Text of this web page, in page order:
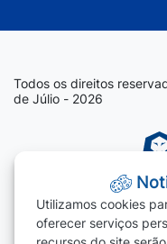
Todos os direitos
de Júlio - 2026
Utilizamos cookies
oferecer serviços